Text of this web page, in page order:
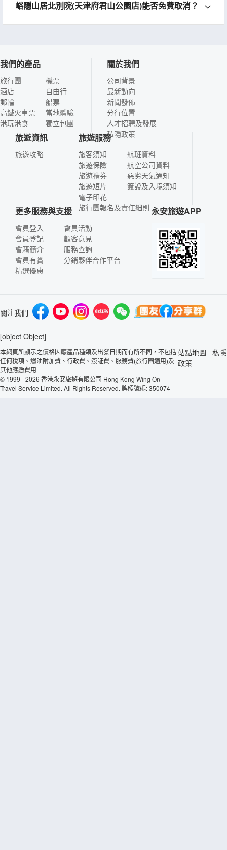
峪隱山居北別院(天津府君山公園店)能否免費取消？
我們的產品
旅行團
酒店
郵輪
高鐵火車票
港玩港食
機票
自由行
船票
當地體驗
獨立包團
關於我們
公司背景
最新動向
新聞發佈
分行位置
人才招聘及發展
私隱政策
旅遊資訊
旅遊攻略
旅遊服務
旅客須知
旅遊保險
旅遊禮券
旅遊短片
電子印花
航班資料
航空公司資料
惡劣天氣通知
簽證及入境須知
旅行團報名及責任細則
更多服務與支援
會員登入
會員登記
會籍簡介
會員有賞
精選優惠
會員活動
顧客意見
服務查詢
分銷夥伴合作平台
永安旅遊APP
關注我們
[object Object]
本網頁所顯示之價格因應產品種類及出發日期而有所不同，不包括
任何稅項、燃油附加費、行政費、簽証費、服務費(旅行團適用)及
其他應繳費用
© 1999 - 2026 香港永安旅遊有限公司 Hong Kong Wing On
Travel Service Limited. All Rights Reserved. 牌照號碼: 350074
站點地圖 | 私隱
政策